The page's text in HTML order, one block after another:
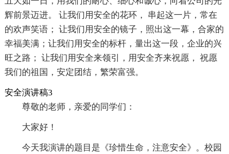
辉前景迈进。 让我们用安全的花环， 串起这一片，常在
的欢声笑语； 让我们用安全的镜子，照出这一幕，合家的
幸福美满；让我们用安全的标杆，量出这一段，企业的兴
旺之路； 让我们用安全来领引，用安全齐来祝愿， 祝愿
我们的祖国，安定团结，繁荣富强。
安全演讲稿3
尊敬的老师，亲爱的同学们：
大家好！
今天我演讲的题目是《珍惜生命，注意安全》。校园